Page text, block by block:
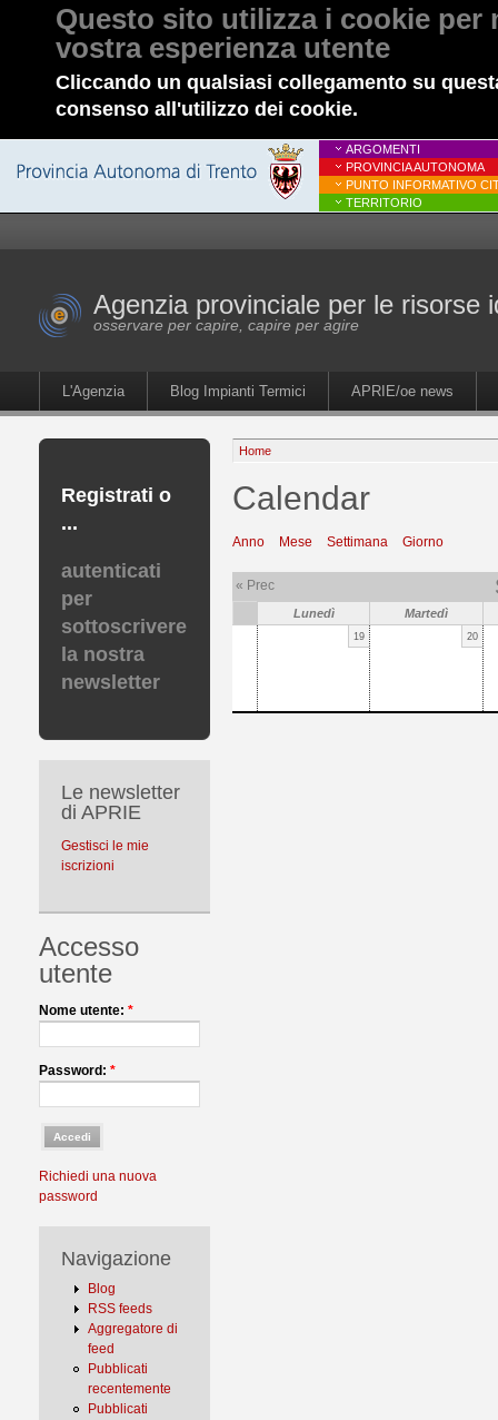
Questo sito utilizza i cookie per
vostra esperienza utente
Cliccando un qualsiasi collegamento su
consenso all'utilizzo dei cookie.
ARGOMENTI
PROVINCIA AUTONOMA
PUNTO INFORMATIVO
TERRITORIO
Agenzia provinciale per le risorse
osservare per capire, capire per agire
L'Agenzia Blog Impianti Termici APRIE/oe news
Registrati o
...
autenticati
per
sottoscrivere
la nostra
newsletter
Le newsletter
di APRIE
Gestisci le mie
iscrizioni
Accesso
utente
Nome utente: *
Password: *
Richiedi una nuova
password
Navigazione
Blog
RSS feeds
Aggregatore di
feed
Pubblicati
recentemente
Pubblicati
Home
Calendar
Anno Mese Settimana Giorno
« Prec
Lunedì Martedì
19 20